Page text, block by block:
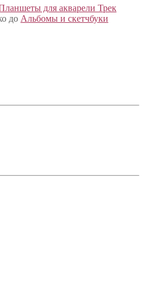
для акварели Трек
до Альбомы и скетчбуки